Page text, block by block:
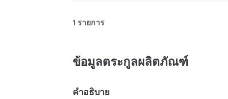
1 รายการ
ข้อมูลตระกูลผลิตภัณฑ์
คำอธิบาย